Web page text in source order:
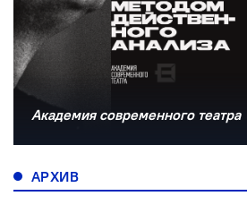
Академия современного театра
АРХИВ